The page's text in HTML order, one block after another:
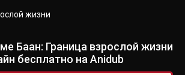
жизни
Баан: Граница взрослой жизни
бесплатно на Anidub